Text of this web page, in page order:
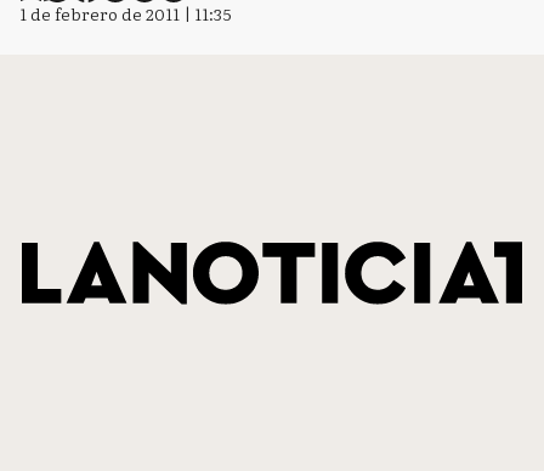
1 de febrero de 2011 | 11:35